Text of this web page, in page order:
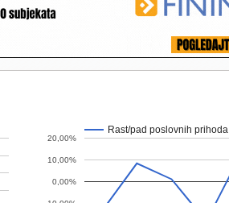
Rast/pad poslovnih prihoda
0,00%
10,00%
20,00%